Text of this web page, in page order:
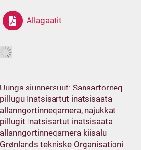
Allagaatit
Uunga siunnersuut: Sanaartorneq
pillugu Inatsisartut inatsisaata
allanngortinneqarnera, najukkat
pillugit Inatsisartut inatsisaata
allanngortinneqarnera kiisalu
Grønlands tekniske Organisationi